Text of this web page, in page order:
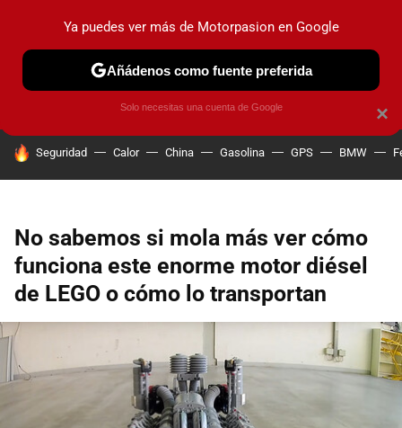
PRUEBAS COCHES ELÉCTRICOS OBSERVATORIO
HOY SE HABLA DE
Seguridad Calor China Gasolina GPS BMW
No sabemos si mola más ver cómo
funciona este enorme motor diésel
de LEGO o cómo lo transportan
×
Ya puedes ver más de Motorpasion en Google
Añádenos como fuente preferida
Solo necesitas una cuenta de Google